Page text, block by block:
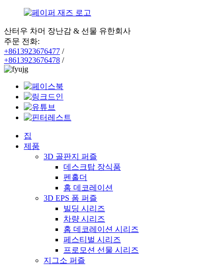
산터우 차머 장난감 & 선물 유한회사
주문 전화:
+8613923676477 /
+8613923676478 /
집
제품
3D 골판지 퍼즐
데스크탑 장식품
펜홀더
홈 데코레이션
3D EPS 폼 퍼즐
빌딩 시리즈
차량 시리즈
홈 데코레이션 시리즈
페스티벌 시리즈
프로모션 선물 시리즈
지그소 퍼즐